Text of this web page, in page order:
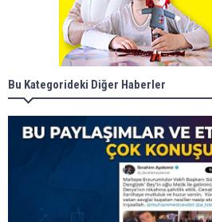
Bu Kategorideki Diğer Haberler